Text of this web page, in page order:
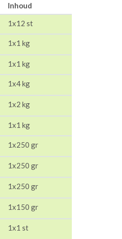
Inhoud
1x12 st
1x1 kg
1x1 kg
1x4 kg
1x2 kg
1x1 kg
1x250 gr
1x250 gr
1x250 gr
1x150 gr
1x1 st